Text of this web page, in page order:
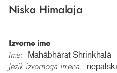
Niska Himalaja
Izvorno ime
Ime:
Mahābhārat Shrinkhalā
Jezik izvornoga imena: nepalski